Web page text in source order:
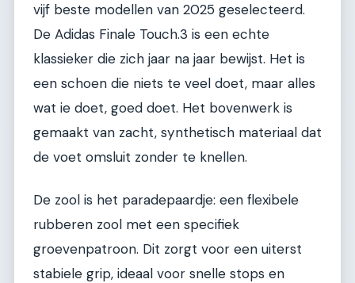
vijf beste modellen van 2025 geselecteerd.
De Adidas Finale Touch.3 is een echte
klassieker die zich jaar na jaar bewijst. Het is
een schoen die niets te veel doet, maar alles
wat ie doet, goed doet. Het bovenwerk is
gemaakt van zacht, synthetisch materiaal dat
de voet omsluit zonder te knellen.
De zool is het paradepaardje: een flexibele
rubberen zool met een specifiek
groevenpatroon. Dit zorgt voor een uiterst
stabiele grip, ideaal voor snelle stops en